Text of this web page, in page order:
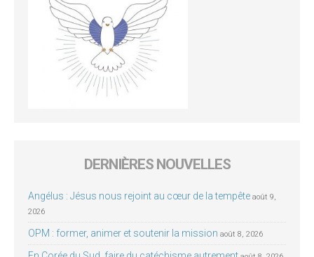
DERNIÈRES NOUVELLES
Angélus : Jésus nous rejoint au cœur de la tempête août 9,
2026
OPM : former, animer et soutenir la mission août 8, 2026